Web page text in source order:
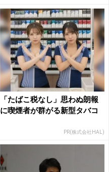
「たばこ税なし」思わぬ朗報
に喫煙者が群がる新型タバコ
PR(株式会社HAL)